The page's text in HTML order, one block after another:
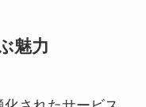
魅力